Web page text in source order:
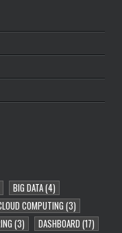
BIG DATA(4)
COMPUTING(3)
(3) DASHBOARD (17)